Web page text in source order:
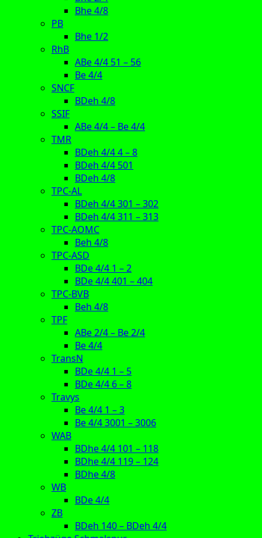
Bhe 4/8
PB
Bhe 1/2
RhB
ABe 4/4 51 – 56
Be 4/4
SNCF
BDeh 4/8
SSIF
ABe 4/4 – Be 4/4
TMR
BDeh 4/4 4 – 8
BDeh 4/4 501
BDeh 4/8
TPC-AL
BDeh 4/4 301 – 302
BDeh 4/4 311 – 313
TPC-AOMC
Beh 4/8
TPC-ASD
BDe 4/4 1 – 2
BDe 4/4 401 – 404
TPC-BVB
Beh 4/8
TPF
ABe 2/4 – Be 2/4
Be 4/4
TransN
BDe 4/4 1 – 5
BDe 4/4 6 – 8
Travys
Be 4/4 1 – 3
Be 4/4 3001 – 3006
WAB
BDhe 4/4 101 – 118
BDhe 4/4 119 – 124
BDhe 4/8
WB
BDe 4/4
ZB
BDeh 140 – BDeh 4/4